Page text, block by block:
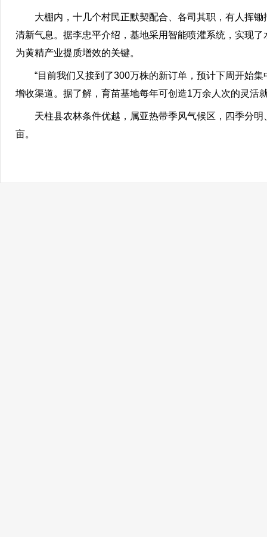
大棚内，十几个村民正默契配合、各司其职，有人挥锄
清新气息。据李忠平介绍，基地采用智能喷灌系统，实现
为黄精产业提质增效的关键。
“目前我们又接到了300万株的新订单，预计下周开始集
增收渠道。据了解，育苗基地每年可创造1万余人次的灵活
天柱县农林条件优越，属亚热带季风气候区，四季分明
亩。